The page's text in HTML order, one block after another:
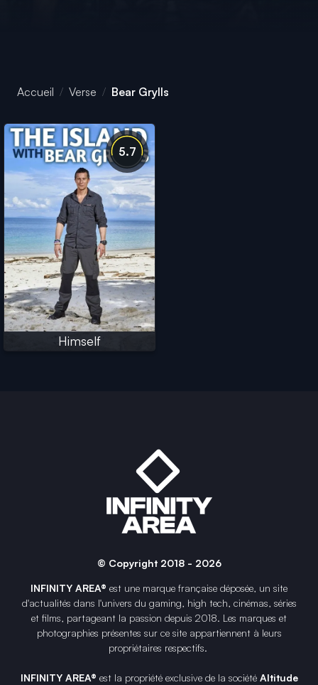
Accueil Verse Bear Grylls
5.7
Himself
© Copyright 2018 - 2026
INFINITY AREA® est une marque française déposée, un site
d'actualités dans l'univers du gaming, high tech, cinémas, séries
et films, partageant la passion depuis 2018. Les marques et
photographies présentes sur ce site appartiennent à leurs
propriétaires respectifs.
INFINITY AREA® est la propriété exclusive de la société Altitude